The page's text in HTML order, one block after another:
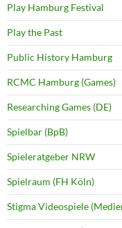
Play Hamburg Festival
Play the Past
Public History Hamburg
RCMC Hamburg (Games)
Researching Games (DE)
Spielbar (BpB)
Spieleratgeber NRW
Spielraum (FH Köln)
Stigma Videospiele